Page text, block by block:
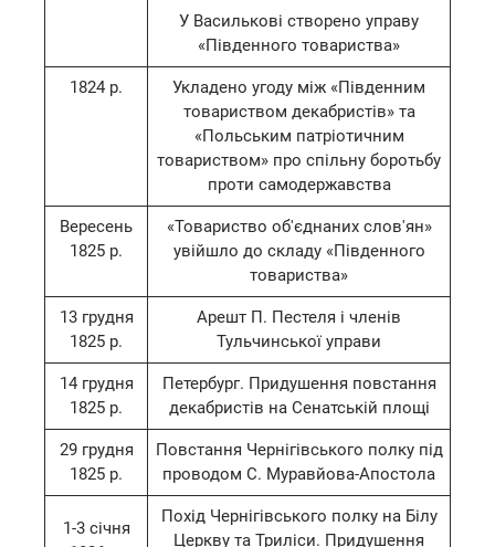
У Василькові створено управу
«Південного товариства»
1824 р.
Укладено угоду між «Південним
товариством декабристів» та
«Польським патріотичним
товариством» про спільну боротьбу
проти самодержавства
Вересень
1825 р.
«Товариство об'єднаних слов'ян»
увійшло до складу «Південного
товариства»
13 грудня
1825 р.
Арешт П. Пестеля і членів
Тульчинської управи
14 грудня
1825 р.
Петербург. Придушення повстання
декабристів на Сенатській площі
29 грудня
1825 р.
Повстання Чернігівського полку під
проводом С. Муравйова-Апостола
1-3 січня
Похід Чернігівського полку на Білу
Церкву та Триліси. Придушення